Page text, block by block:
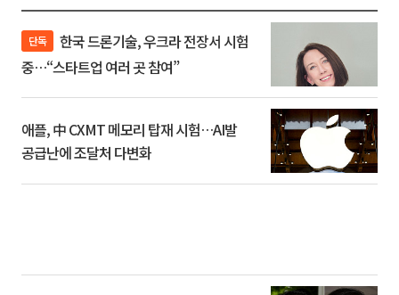
단독
중…“스타트업 여러 곳 참여”
애플, 中 CXMT 메모리 탑재 시험…AI발
공급난에 조달처 다변화